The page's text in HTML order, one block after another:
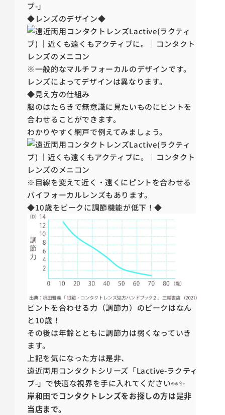
ブ-」
◆レンズのデザイン◆
※一般的なマルチフォーカルのデザインです。
レンズによってデザインは異なります。
◆見え方の仕組み
脳のはたらきで無意識に見たいものにピントを
合わせることができます。
わかりやすく網戸で例えてみましょう。
※目線を変えて近く・遠くにピントを合わせる
バイフォーカルレンズもあります。
◆10歳をピークに調節機能が低下！◆
ピントを合わせる力（調節力）のピークはなん
と10歳！
その後は年齢とともに調節力は弱くなっていき
ます。
上記を気になった方は是非、
遠近両用コンタクトシリーズ「Lactive-ラクティ
ブ-」で快適な視界を手に入れてください👀✨
岸和田でコンタクトレンズをお探しの方は是非
当店まで。